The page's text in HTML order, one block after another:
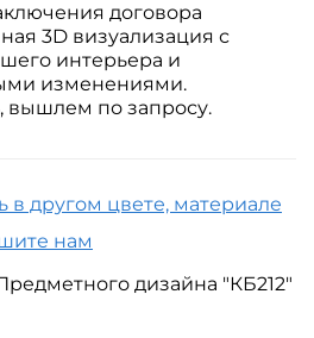
договора
3D визуализация с
интерьера и
изменениями.
вышлем по запросу.
в другом цвете, материале
нам
дизайна "КБ212"